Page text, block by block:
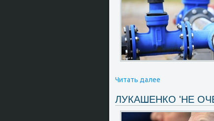
Читать далее
ЛУКАШЕНКО 'НЕ